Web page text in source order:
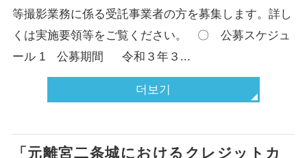
等撮影業務に係る受託事業者の方を募集します。詳し
くは実施要領等をご覧ください。 〇 公募スケジュ
ール 1 公募期間 令和３年３...
더보기
「元離宮二条城におけるクレジットカ